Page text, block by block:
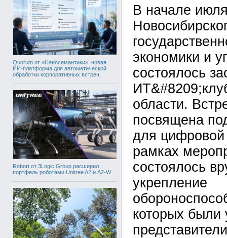
Quorum от «Наносемантики»: новая
ИИ-платформа для автоматической
обработки корпоративных встреч
Robort от 3Logic Group расширил
портфель роботами Unitree A2 и A2-W
В начале
экономики и
состоялось
области.
посвящена
для
рамках
состоялось
укрепление
которых были